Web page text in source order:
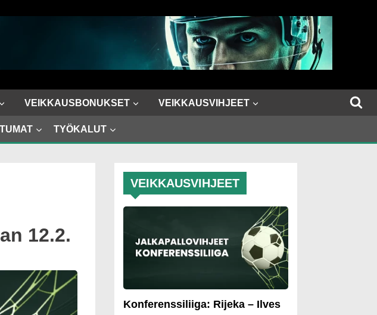
VEIKKAUSBONUKSET VEIKKAUSVIHJEET
TYÖKALUT
12.2.
VEIKKAUSVIHJEET
Konferenssiliiga: Rijeka – Ilves